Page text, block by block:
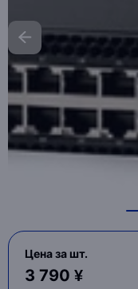
Цена за шт.
3 790 ¥